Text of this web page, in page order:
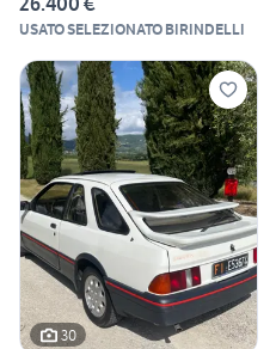
USATO SELEZIONATO BIRINDELLI
30